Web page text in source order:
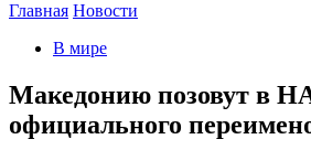
Главная Новости
В мире
Македонию позовут в
официального